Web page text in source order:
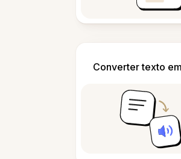
Converter texto